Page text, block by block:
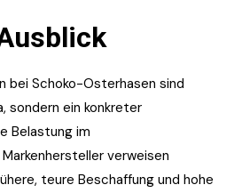
bei Schoko-Osterhasen sind
sondern ein konkreter
Belastung im
verweisen
teure Beschaffung und hohe